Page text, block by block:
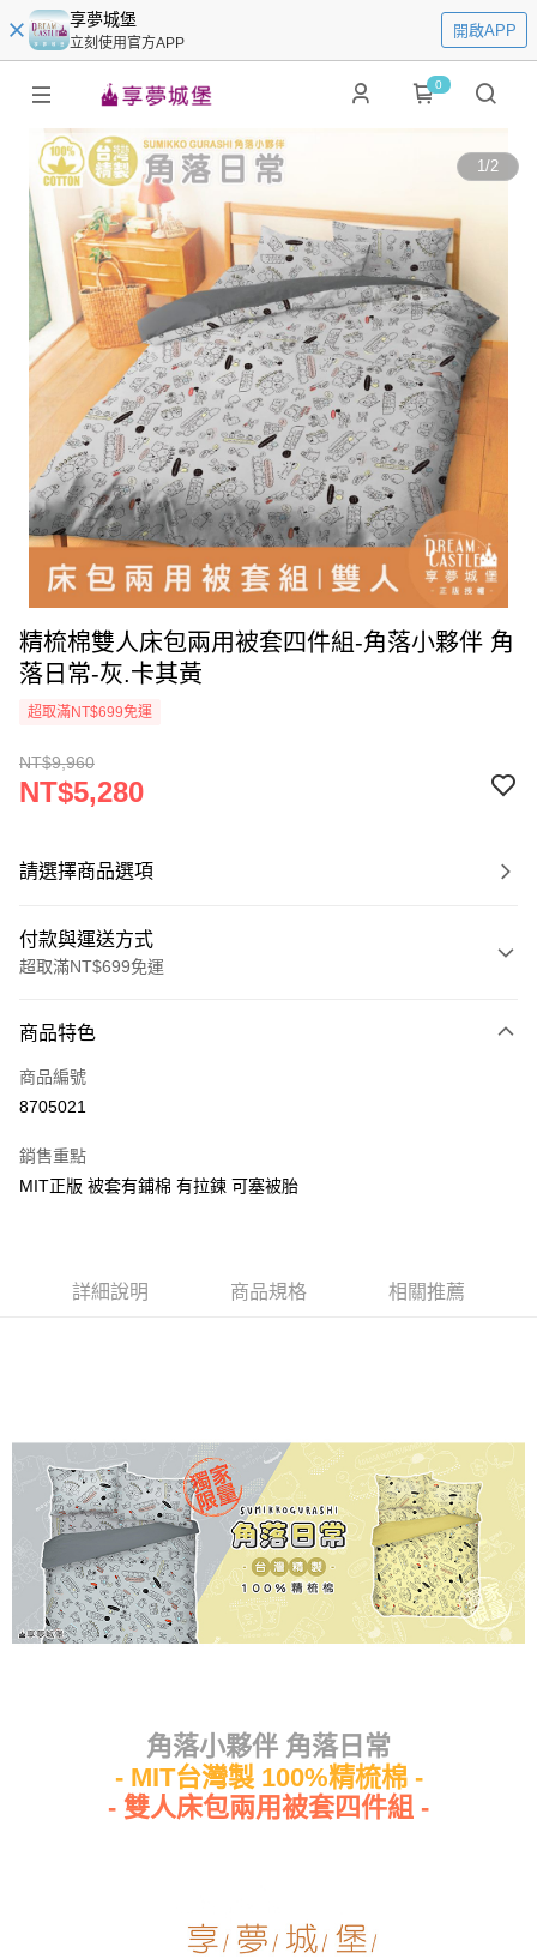
享夢城堡
立刻使用官方APP
開啟APP
0
1/2
精梳棉雙人床包兩用被套四件組-角落小夥伴 角
落日常-灰.卡其黃
超取滿NT$699免運
NT$9,960
NT$5,280
請選擇商品選項
付款與運送方式
超取滿NT$699免運
信用卡一次付款
超商取貨付款
Apple Pay
每筆NT$60，滿NT$699(含以上)免運費
7-11★依產品說明
每筆NT$60，滿NT$699(含以上)免運費
宅配
每筆NT$80，滿NT$699(含以上)免運費
商品特色
商品編號
8705021
銷售重點
MIT正版 被套有鋪棉 有拉鍊 可塞被胎
詳細說明 商品規格 相關推薦
角落小夥伴 角落日常
- MIT台灣製 100%精梳棉 -
- 雙人床包兩用被套四件組 -